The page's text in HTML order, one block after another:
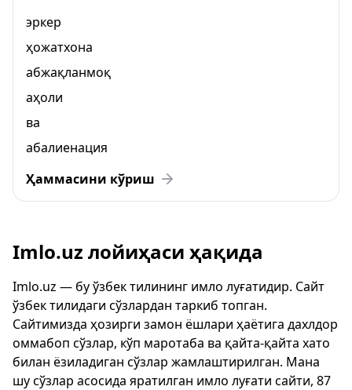
эркер
ҳожатхона
абжақланмоқ
аҳоли
ва
абалиенация
Ҳаммасини кўриш
Imlo.uz лойиҳаси ҳақида
Imlo.uz — бу ўзбек тилининг имло луғатидир. Сайт
ўзбек тилидаги сўзлардан таркиб топган.
Сайтимизда ҳозирги замон ёшлари ҳаётига дахлдор
оммабоп сўзлар, кўп маротаба ва қайта-қайта хато
билан ёзиладиган сўзлар жамлаштирилган. Мана
шу сўзлар асосида яратилган имло луғати сайти, 87